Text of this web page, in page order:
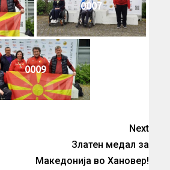
0007
0009
Next
Златен медал за
Македонија во Хановер!